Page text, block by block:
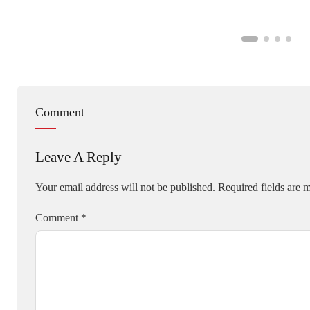
Comment
Leave A Reply
Your email address will not be published. Required fields are
Comment *